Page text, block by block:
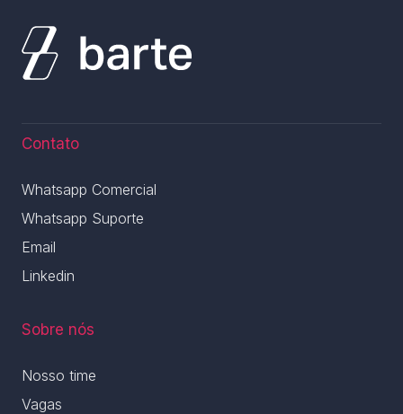
Contato
Whatsapp Comercial
Whatsapp Suporte
Email
Linkedin
Sobre nós
Nosso time
Vagas